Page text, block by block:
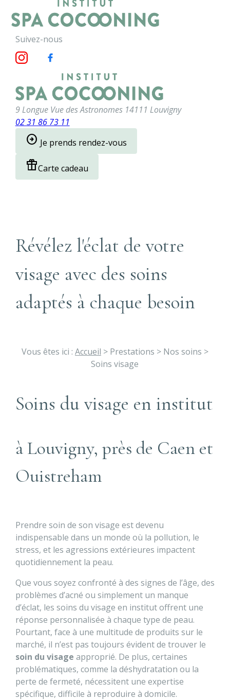
Suivez-nous
9 Longue Vue des Astronomes 14111 Louvigny
02 31 86 73 11
arrow_circle_right Je prends rendez-vous
featured_seasonal_and_giftsCarte cadeau
Révélez l'éclat de votre
visage avec des soins
adaptés à chaque besoin
Vous êtes ici : Accueil > Prestations > Nos soins >
Soins visage
Soins du visage en institut
à Louvigny, près de Caen et
Ouistreham
Prendre soin de son visage est devenu
indispensable dans un monde où la pollution, le
stress, et les agressions extérieures impactent
quotidiennement la peau.
Que vous soyez confronté à des signes de l’âge, des
problèmes d’acné ou simplement un manque
d’éclat, les soins du visage en institut offrent une
réponse personnalisée à chaque type de peau.
Pourtant, face à une multitude de produits sur le
marché, il n’est pas toujours évident de trouver le
soin du visage approprié. De plus, certaines
problématiques, comme la déshydratation ou la
perte de fermeté, nécessitent une expertise
spécifique, difficile à reproduire à domicile.
Panneau de gestion des cookies